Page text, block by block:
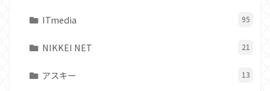
ITmedia 95
NIKKEI NET 21
アスキー 13